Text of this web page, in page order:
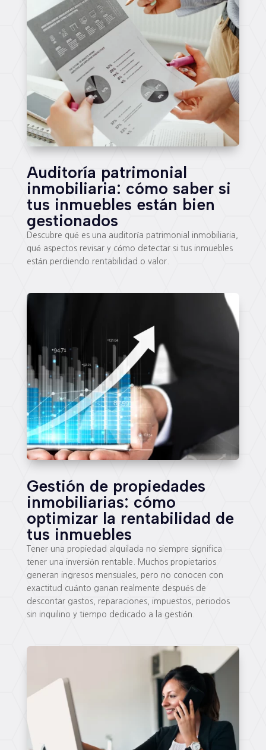
Auditoría patrimonial
inmobiliaria: cómo saber si
tus inmuebles están bien
gestionados
Descubre qué es una auditoría patrimonial inmobiliaria,
qué aspectos revisar y cómo detectar si tus inmuebles
están perdiendo rentabilidad o valor.
Gestión de propiedades
inmobiliarias: cómo
optimizar la rentabilidad de
tus inmuebles
Tener una propiedad alquilada no siempre significa
tener una inversión rentable. Muchos propietarios
generan ingresos mensuales, pero no conocen con
exactitud cuánto ganan realmente después de
descontar gastos, reparaciones, impuestos, periodos
sin inquilino y tiempo dedicado a la gestión.